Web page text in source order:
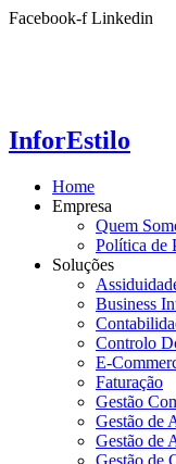
Ir
Facebook-f Linkedin
InforEstilo
Home
Empresa
Quem
Política de
Soluções
Business
Controlo
E-
Faturação
Gestão
Gestão de
Gestão de
Gestão de